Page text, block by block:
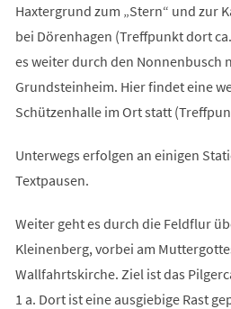
Haxtergrund zum „Stern“ und zur
bei Dörenhagen (Treffpunkt dort
es weiter durch den Nonnenbusch
Grundsteinheim. Hier findet eine
Schützenhalle im Ort statt
Unterwegs erfolgen an einigen
Textpausen.
Weiter geht es durch die Feldflur
Kleinenberg, vorbei am
Wallfahrtskirche. Ziel ist das
1 a. Dort ist eine ausgiebige Rast